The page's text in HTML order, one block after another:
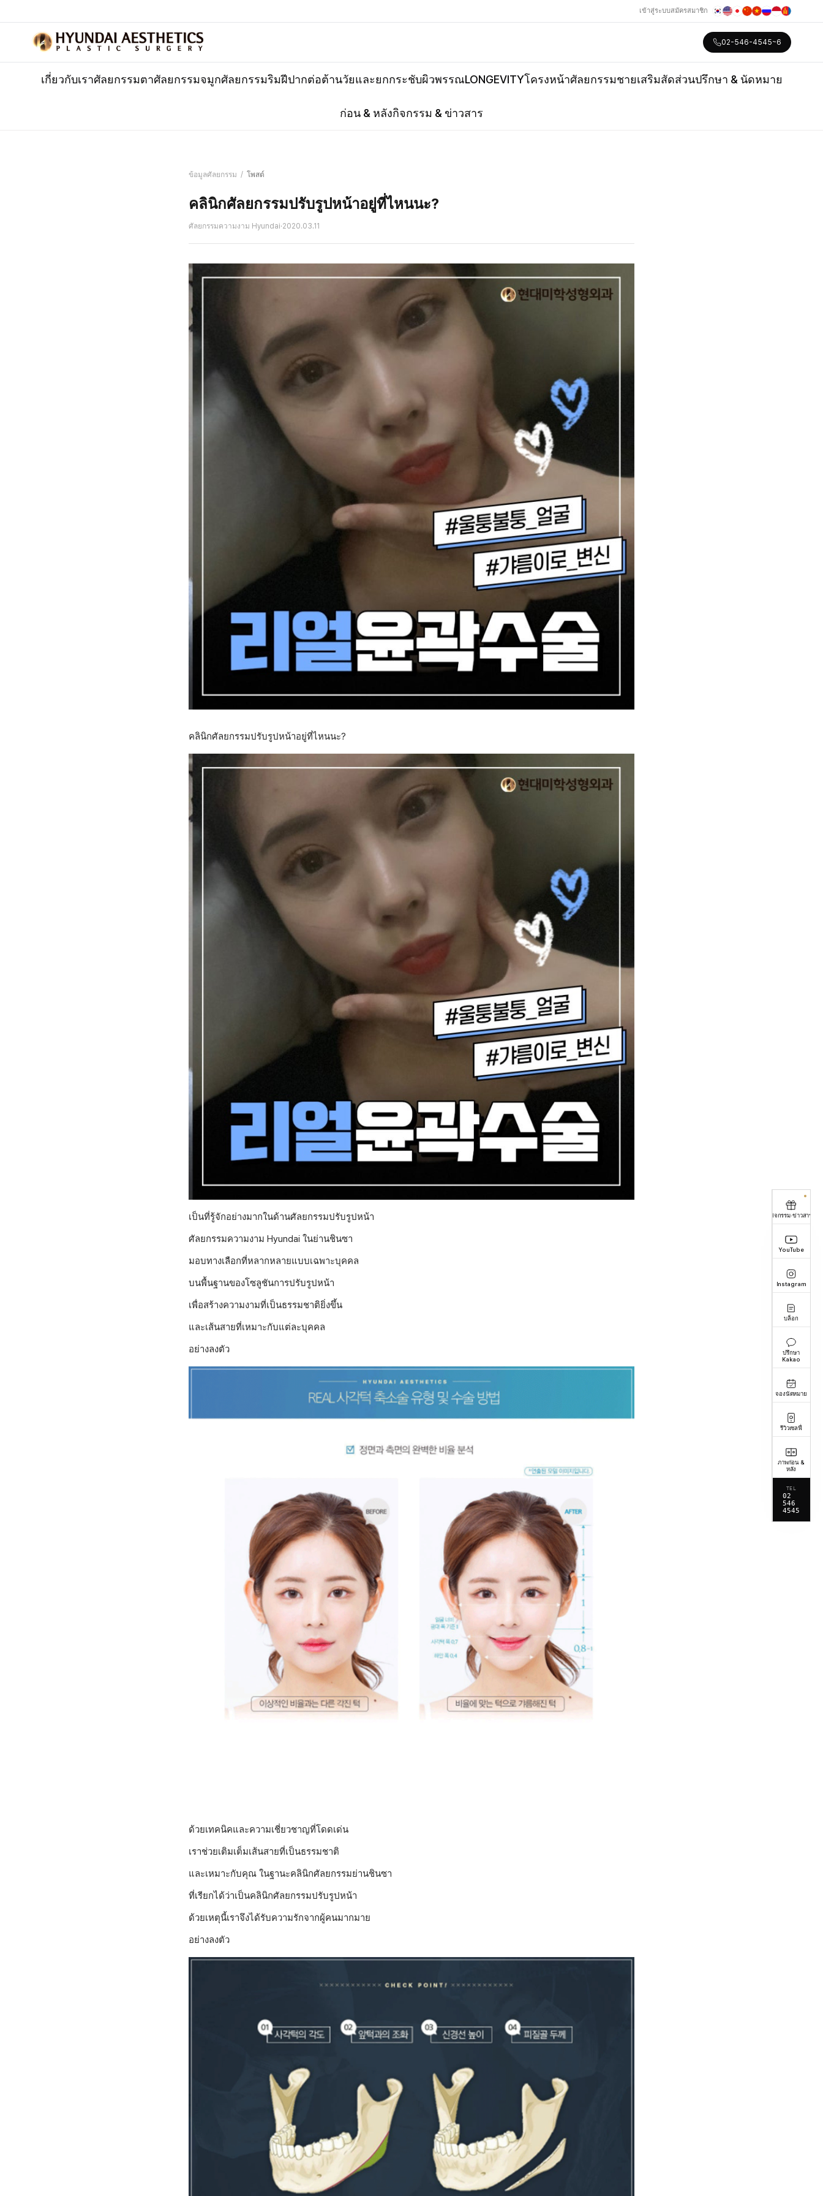
เข้าสู่ระบบสมัครสมาชิก
02-546-4545~6
เกี่ยวกับเราศัลยกรรมตาศัลยกรรมจมูกศัลยกรรมริมฝีปากต่อต้านวัยและยกกระชับผิวพรรณLONGEVITYโครงหน้าศัลยกรรมชายเสริมสัดส่วนปรึกษา & นัดหมาย
ก่อน & หลังกิจกรรม & ข่าวสาร
ข้อมูลศัลยกรรม / โพสต์
คลินิกศัลยกรรมปรับรูปหน้าอยู่ที่ไหนนะ?
ศัลยกรรมความงาม Hyundai·2020.03.11
คลินิกศัลยกรรมปรับรูปหน้าอยู่ที่ไหนนะ?
เป็นที่รู้จักอย่างมากในด้านศัลยกรรมปรับรูปหน้า
ศัลยกรรมความงาม Hyundai ในย่านชินซา
มอบทางเลือกที่หลากหลายแบบเฉพาะบุคคล
บนพื้นฐานของโซลูชันการปรับรูปหน้า
เพื่อสร้างความงามที่เป็นธรรมชาติยิ่งขึ้น
และเส้นสายที่เหมาะกับแต่ละบุคคล
อย่างลงตัว
ด้วยเทคนิคและความเชี่ยวชาญที่โดดเด่น
เราช่วยเติมเต็มเส้นสายที่เป็นธรรมชาติ
และเหมาะกับคุณ ในฐานะคลินิกศัลยกรรมย่านชินซา
ที่เรียกได้ว่าเป็นคลินิกศัลยกรรมปรับรูปหน้า
ด้วยเหตุนี้เราจึงได้รับความรักจากผู้คนมากมาย
อย่างลงตัว
กิจกรรม·ข่าวสาร
YouTube
Instagram
บล็อก
ปรึกษา
Kakao
จองนัดหมาย
รีวิวเซลฟี่
ภาพก่อน &
หลัง
TEL
02
546
4545